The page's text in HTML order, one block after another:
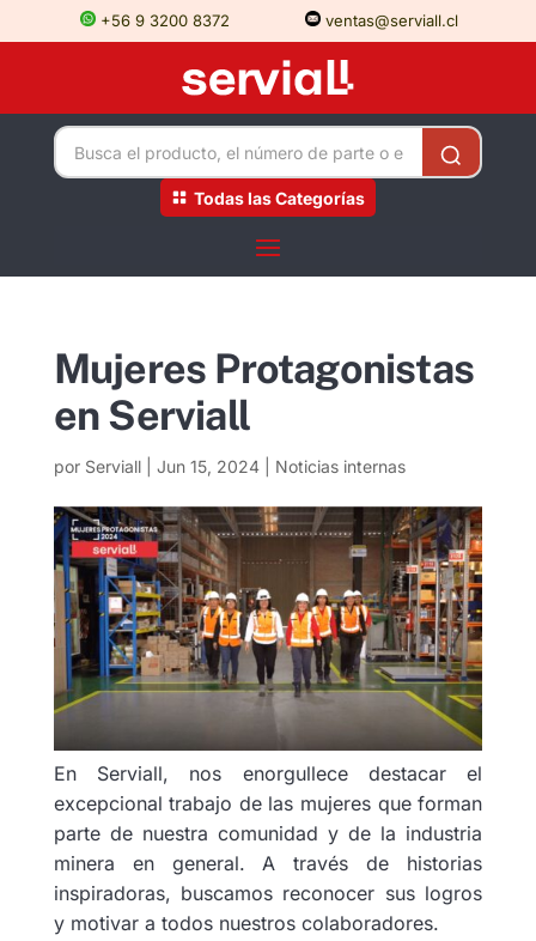
+56 9 3200 8372 ventas@serviall.cl
Todas las Categorías
Mujeres Protagonistas
en Serviall
por Serviall| Jun 15, 2024| Noticias internas
En Serviall, nos enorgullece destacar el
excepcional trabajo de las mujeres que forman
parte de nuestra comunidad y de la industria
minera en general. A través de historias
inspiradoras, buscamos reconocer sus logros
y motivar a todos nuestros colaboradores.